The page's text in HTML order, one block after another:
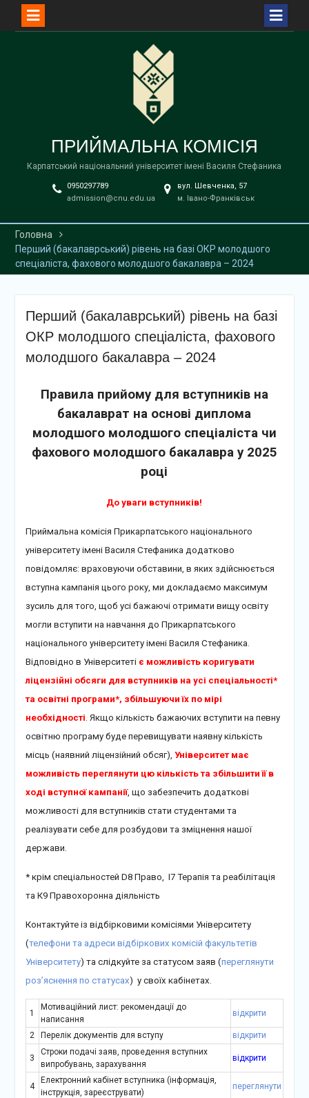
ПРИЙМАЛЬНА КОМІСІЯ
Карпатський національний університет імені Василя Стефаника
0950297789
admission@cnu.edu.ua
вул. Шевченка, 57
м. Івано-Франківськ
Головна
Перший (бакалаврський) рівень на базі ОКР молодшого
спеціаліста, фахового молодшого бакалавра – 2024
Перший (бакалаврський) рівень на базі
ОКР молодшого спеціаліста, фахового
молодшого бакалавра – 2024
Правила прийому для вступників на
бакалаврат на основі диплома
молодшого молодшого спеціаліста чи
фахового молодшого бакалавра у 2025
році
До уваги вступників!
Приймальна комісія Прикарпатського національного
університету імені Василя Стефаника додатково
повідомляє: враховуючи обставини, в яких здійснюється
вступна кампанія цього року, ми докладаємо максимум
зусиль для того, щоб усі бажаючі отримати вищу освіту
могли вступити на навчання до Прикарпатського
національного університету імені Василя Стефаника.
Відповідно в Університеті є можливість коригувати
ліцензійні обсяги для вступників на усі спеціальності*
та освітні програми*, збільшуючи їх по мірі
необхідності. Якщо кількість бажаючих вступити на певну
освітню програму буде перевищувати наявну кількість
місць (наявний ліцензійний обсяг), Університет має
можливість переглянути цю кількість та збільшити її в
ході вступної кампанії, що забезпечить додаткові
можливості для вступників стати студентами та
реалізувати себе для розбудови та зміцнення нашої
держави.
* крім спеціальностей D8 Право, І7 Терапія та реабілітація
та К9 Правохоронна діяльність
Контактуйте із відбірковими комісіями Університету
(телефони та адреси відбіркових комісій факультетів
Університету) та слідкуйте за статусом заяв (переглянути
роз’яснення по статусах) у своїх кабінетах.
1
Мотиваційний лист: рекомендації до
написання
відкрити
2 Перелік документів для вступу відкрити
3
Строки подачі заяв, проведення вступних
випробувань, зарахування
відкрити
4
Електронний кабінет вступника (інформація,
інструкція, зареєструвати)
переглянути